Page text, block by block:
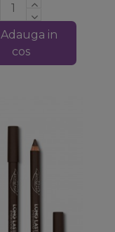
Adauga in
cos